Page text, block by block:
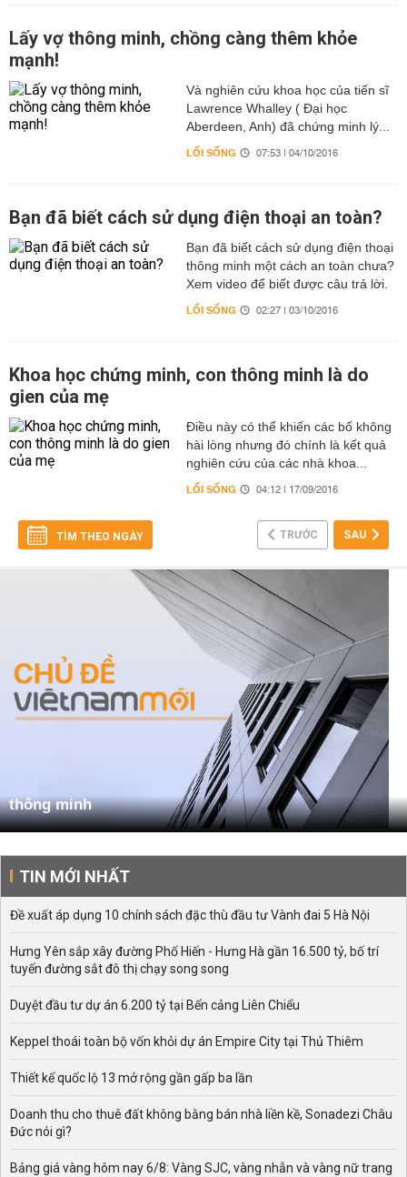
Lấy vợ thông minh, chồng càng thêm khỏe
mạnh!
Và nghiên cứu khoa học của tiến sĩ
Lawrence Whalley ( Đại học
Aberdeen, Anh) đã chứng minh lý...
LỐI SỐNG 07:53 | 04/10/2016
Bạn đã biết cách sử dụng điện thoại an toàn?
Bạn đã biết cách sử dụng điện thoại
thông minh một cách an toàn chưa?
Xem video để biết được câu trả lời.​
LỐI SỐNG 02:27 | 03/10/2016
Khoa học chứng minh, con thông minh là do
gien của mẹ
Điều này có thể khiến các bố không
hài lòng nhưng đó chính là kết quả
nghiên cứu của các nhà khoa...
LỐI SỐNG 04:12 | 17/09/2016
TÌM THEO NGÀY TRƯỚC SAU
thông minh
TIN MỚI NHẤT
Đề xuất áp dụng 10 chính sách đặc thù đầu tư Vành đai 5 Hà Nội
Hưng Yên sắp xây đường Phố Hiến - Hưng Hà gần 16.500 tỷ, bố trí
tuyến đường sắt đô thị chạy song song
Duyệt đầu tư dự án 6.200 tỷ tại Bến cảng Liên Chiểu
Keppel thoái toàn bộ vốn khỏi dự án Empire City tại Thủ Thiêm
Thiết kế quốc lộ 13 mở rộng gần gấp ba lần
Doanh thu cho thuê đất không bằng bán nhà liền kề, Sonadezi Châu
Đức nói gì?
Bảng giá vàng hôm nay 6/8: Vàng SJC, vàng nhẫn và vàng nữ trang